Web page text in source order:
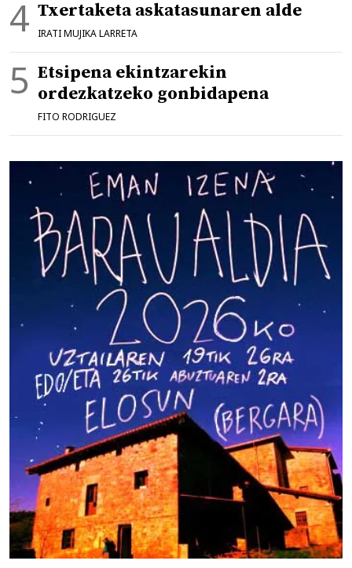
Txertaketa askatasunaren alde
IRATI MUJIKA LARRETA
Etsipena ekintzarekin
ordezkatzeko gonbidapena
FITO RODRIGUEZ